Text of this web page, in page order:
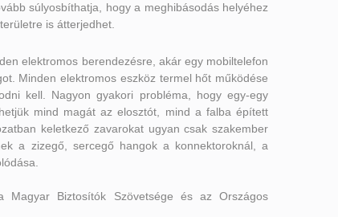
súlyosbíthatja, hogy a meghibásodás helyéhez
is átterjedhet.
elektromos berendezésre, akár egy mobiltelefon
Minden elektromos eszköz termel hőt működése
kell. Nagyon gyakori probléma, hogy egy-egy
mind magát az elosztót, mind a falba épített
keletkező zavarokat ugyan csak szakember
a zizegő, sercegő hangok a konnektoroknál, a
Magyar Biztosítók Szövetsége és az Országos